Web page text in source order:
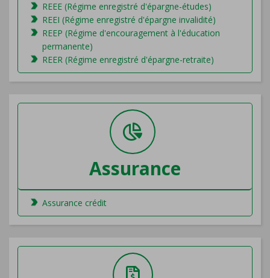
REEE (Régime enregistré d'épargne-études)
REEI (Régime enregistré d'épargne invalidité)
REEP (Régime d'encouragement à l'éducation
permanente)
REER (Régime enregistré d'épargne-retraite)
Assurance
Assurance crédit